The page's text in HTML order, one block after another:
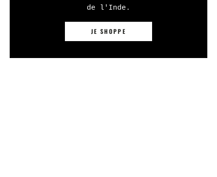
de l'Inde.
JE SHOPPE